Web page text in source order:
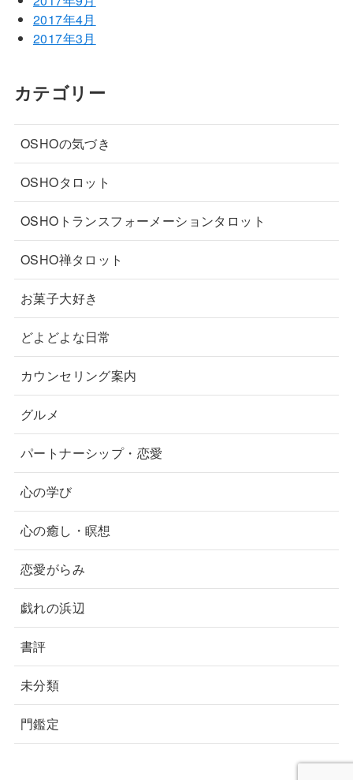
2017年4月
2017年3月
カテゴリー
OSHOの気づき
OSHOタロット
OSHOトランスフォーメーションタロット
OSHO禅タロット
お菓子大好き
どよどよな日常
カウンセリング案内
グルメ
パートナーシップ・恋愛
心の学び
心の癒し・瞑想
恋愛がらみ
戯れの浜辺
書評
未分類
門鑑定